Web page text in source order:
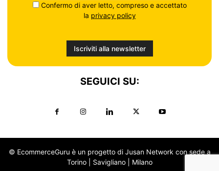
Confermo di aver letto, compreso e accettato
la privacy policy
SEGUICI SU:
© EcommerceGuru è un progetto di Jusan Network con sede a
Torino | Savigliano | Milano